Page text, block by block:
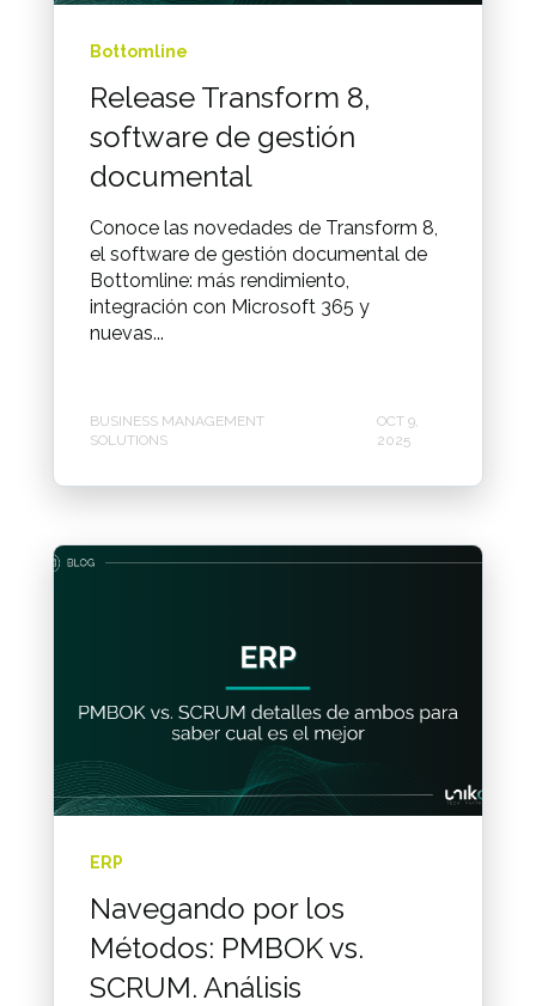
Bottomline
Release Transform 8,
software de gestión
documental
Conoce las novedades de Transform 8,
el software de gestión documental de
Bottomline: más rendimiento,
integración con Microsoft 365 y
nuevas...
BUSINESS MANAGEMENT
SOLUTIONS
OCT 9,
2025
ERP
Navegando por los
Métodos: PMBOK vs.
SCRUM. Análisis